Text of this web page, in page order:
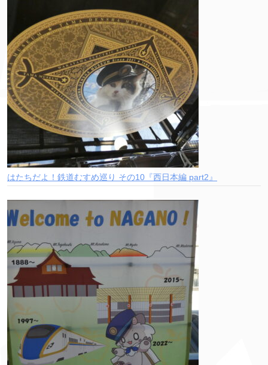
はたちだよ！鉄道むすめ巡り その10『西日本編 part2』